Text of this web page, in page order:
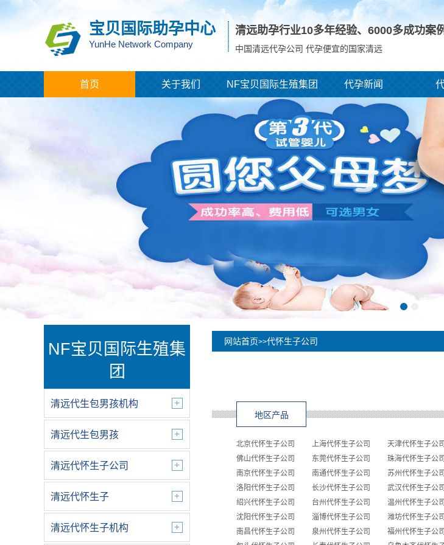
宝贝国际助孕中心
YunHe Network Company
清远助孕行业10多年经验、 6000多成功案
中国清远代孕公司 代孕便宜的国家清远
首页 关于我们 NF宝贝国际生殖集团 代孕新闻
NF宝贝国际生殖集
团
清远代生包男孩机构
清远代生包男孩
清远代怀生子公司
清远代怀生子
清远代怀生子机构
网站首页>>代怀生子公司
地区产品
北京代怀生子公司 上海代怀生子公司 天津代怀生子公司
佛山代怀生子公司
东莞代怀生子公司 珠海代怀生子公司
南京代怀生子公司
南通代怀生子公司 苏州代怀生子公司
洛阳代怀生子公司
长沙代怀生子公司 武汉代怀生子公司
绍兴代怀生子公司
台州代怀生子公司 温州代怀生子公司
沈阳代怀生子公司
淄博代怀生子公司 潍坊代怀生子公司
南昌代怀生子公司
泉州代怀生子公司 福州代怀生子公司